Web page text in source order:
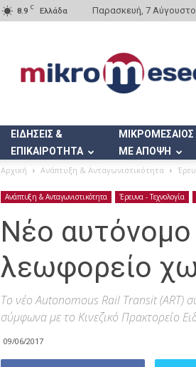
8.9 C Ελλάδα Παρασκευή, 7
ΕΙΔΗΣΕΙΣ &
ΕΠΙΚΑΙΡΟΤΗΤΑ
ΜΙΚΡΟΜΕΣΑΙΟΣ
ΜΕ ΑΠΟΨΗ
Αρχική Ανάπτυξη & Ανταγωνιστικότητα
Ανάπτυξη & Ανταγωνιστικότητα Έρευνα - Τεχνολογία
Νέο
λεωφορείο
Το νέο Autonomous Rail Transit (ART)
σύμφωνα με το Κινεζικό Πρακτορείο
09/06/2017